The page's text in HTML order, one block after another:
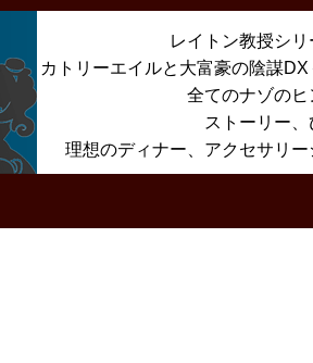
レイトン教授シ
カトリーエイルと大富豪の陰謀
全てのナゾの
ストーリー
理想のディナー、アクセサリ